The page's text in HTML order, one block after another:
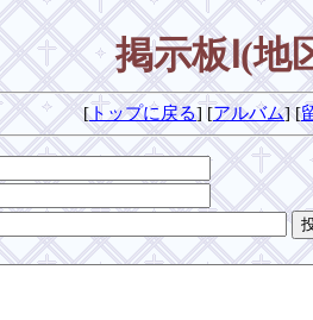
掲示板Ⅰ(地
[トップに戻る] [アルバム] [